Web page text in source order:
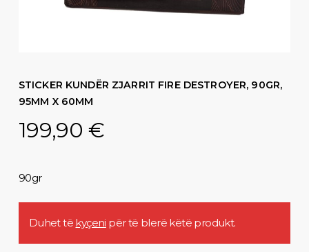
STICKER KUNDËR ZJARRIT FIRE DESTROYER, 90GR,
95MM X 60MM
199,90 €
90gr
Duhet të kyçeni për të blerë këtë produkt.